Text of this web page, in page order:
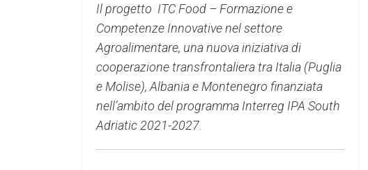
Il progetto ITC Food – Formazione e
Competenze Innovative nel settore
Agroalimentare, una nuova iniziativa di
cooperazione transfrontaliera tra Italia (Puglia
e Molise), Albania e Montenegro finanziata
nell’ambito del programma Interreg IPA South
Adriatic 2021-2027.